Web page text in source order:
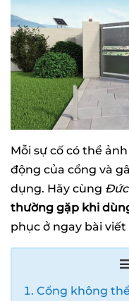
Mỗi sự cố có thể
động của cổng và
dụng. Hãy cùng
thường gặp khi
phục ở ngay bài
Cổng không